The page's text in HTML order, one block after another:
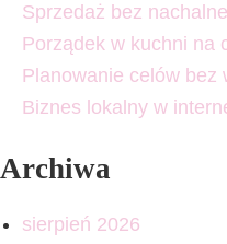
Sprzedaż bez
Porządek w kuchni na
Planowanie celów bez
Biznes lokalny w
Archiwa
sierpień 2026